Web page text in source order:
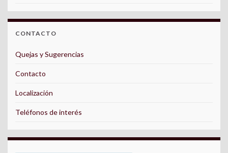
CONTACTO
Quejas y Sugerencias
Contacto
Localización
Teléfonos de interés